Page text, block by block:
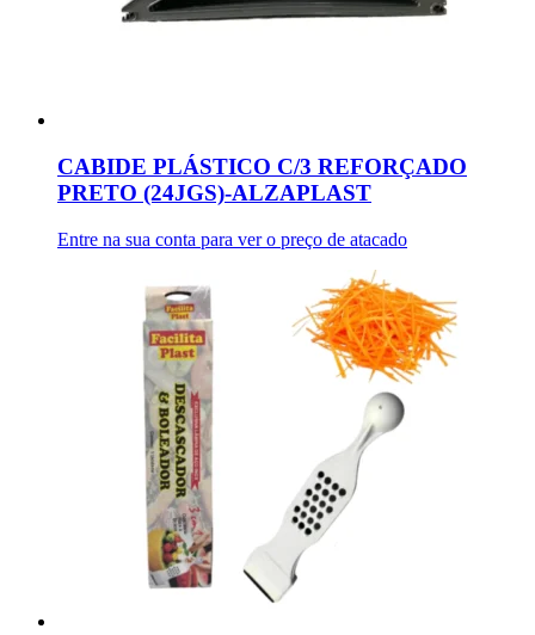
CABIDE PLÁSTICO C/3 REFORÇADO
PRETO (24JGS)-ALZAPLAST
Entre na sua conta para ver o preço de atacado